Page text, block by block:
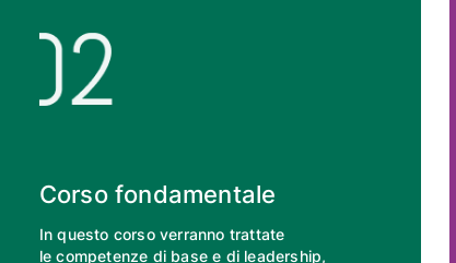
Corso fondamentale
In questo corso verranno trattate
le competenze di base e di leadership,